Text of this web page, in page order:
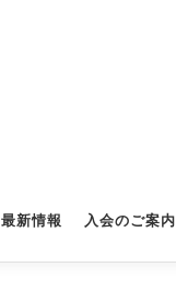
最新情報 入会のご案内